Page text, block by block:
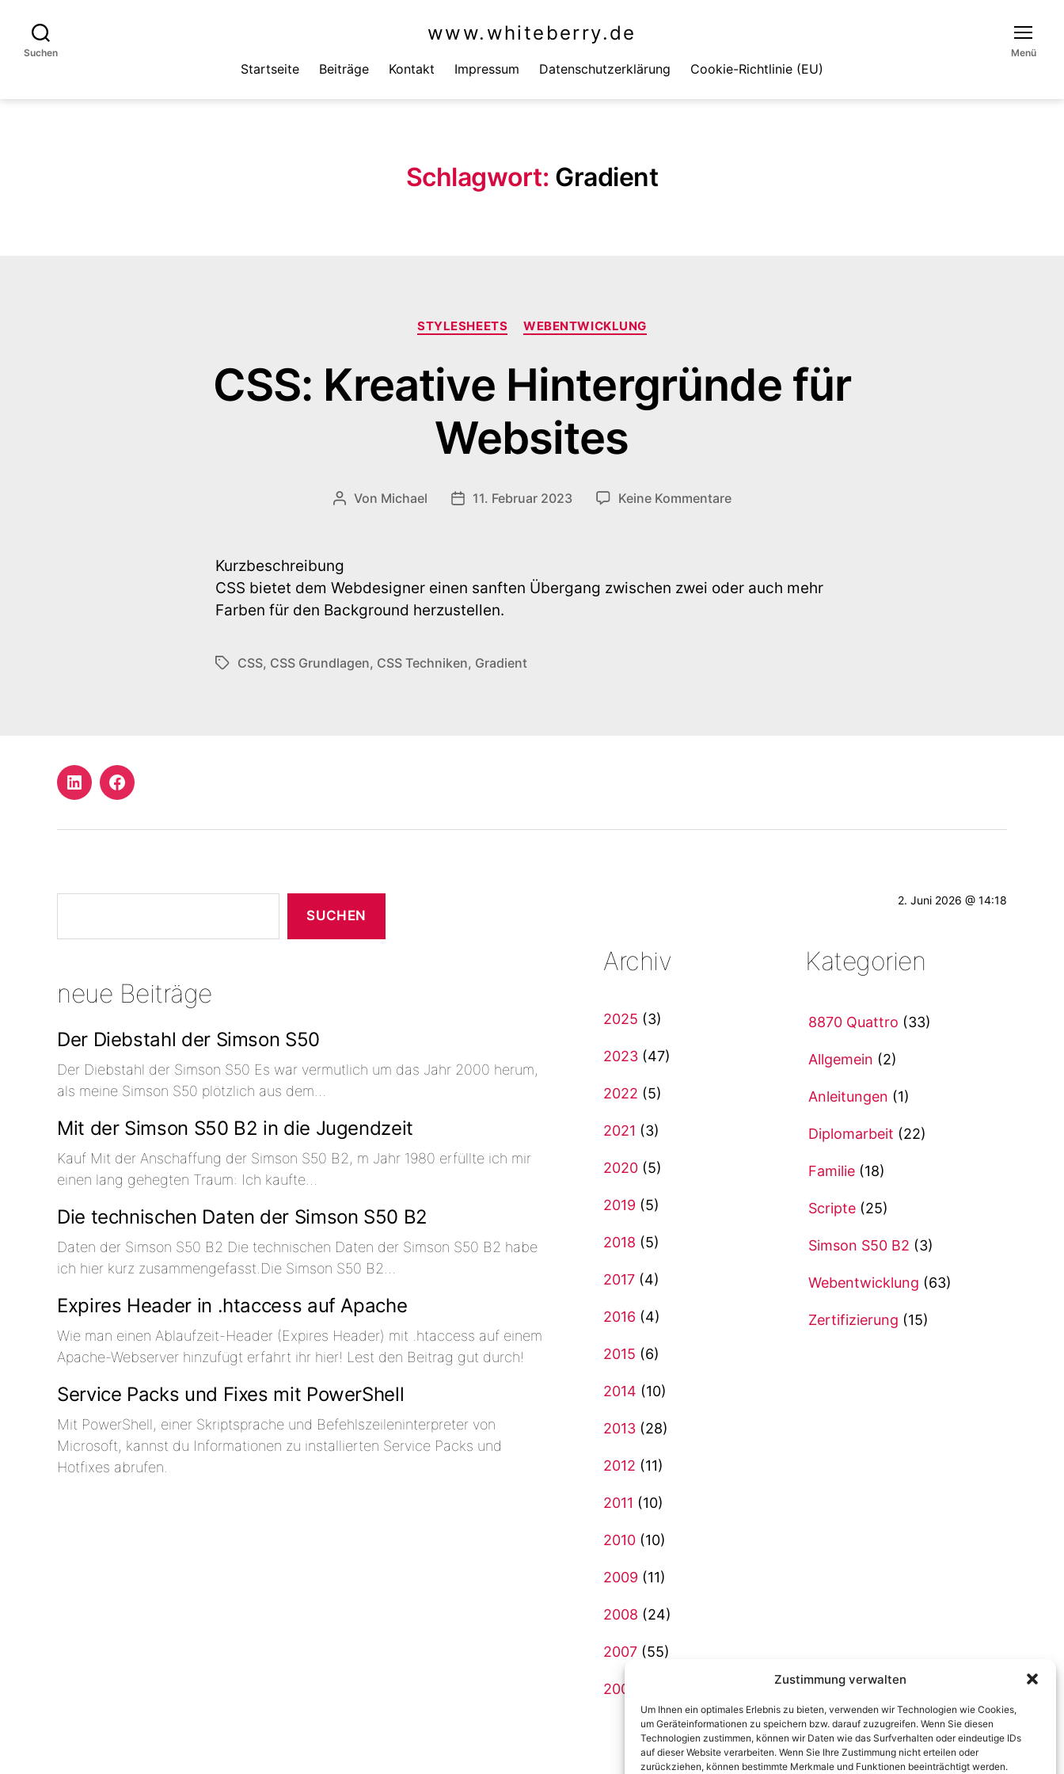
Zustimmung verwalten
Um Ihnen ein optimales Erlebnis zu bieten, verwenden wir Technologien wie Cookies,
um Geräteinformationen zu speichern bzw. darauf zuzugreifen. Wenn Sie diesen
Technologien zustimmen, können wir Daten wie das Surfverhalten oder eindeutige IDs
auf dieser Website verarbeiten. Wenn Sie Ihre Zustimmung nicht erteilen oder
zurückziehen, können bestimmte Merkmale und Funktionen beeinträchtigt werden.
www.whiteberry.de
Startseite Beiträge Kontakt Impressum Datenschutzerklärung Cookie-Richtlinie (EU)
Menü
Suchen
Schlagwort: Gradient
Kategorien
STYLESHEETS WEBENTWICKLUNG
CSS: Kreative Hintergründe für
Websites
Beitragsautor
Von Michael Veröffentlichungsdatum
11. Februar 2023 Keine Kommentarezu
Websites
Kurzbeschreibung
CSS bietet dem Webdesigner einen sanften Übergang zwischen zwei oder auch mehr
Farben für den Background herzustellen.
Schlagwörter
CSS, CSS Grundlagen, CSS Techniken, Gradient
LinkedInFacebook
SUCHEN
neue Beiträge
Der Diebstahl der Simson S50
Der Diebstahl der Simson S50 Es war vermutlich um das Jahr 2000 herum,
als meine Simson S50 plötzlich aus dem…
Mit der Simson S50 B2 in die Jugendzeit
Kauf Mit der Anschaffung der Simson S50 B2, m Jahr 1980 erfüllte ich mir
einen lang gehegten Traum: Ich kaufte…
Die technischen Daten der Simson S50 B2
Daten der Simson S50 B2 Die technischen Daten der Simson S50 B2 habe
ich hier kurz zusammengefasst.Die Simson S50 B2…
Expires Header in .htaccess auf Apache
Wie man einen Ablaufzeit-Header (Expires Header) mit .htaccess auf einem
Apache-Webserver hinzufügt erfahrt ihr hier! Lest den Beitrag gut durch!
Service Packs und Fixes mit PowerShell
Mit PowerShell, einer Skriptsprache und Befehlszeileninterpreter von
Microsoft, kannst du Informationen zu installierten Service Packs und
Hotfixes abrufen.
2. Juni 2026 @ 14:18
Archiv
2025 (3)
2023 (47)
2022 (5)
2021 (3)
2020 (5)
2019 (5)
2018 (5)
2017 (4)
2016 (4)
2015 (6)
2014 (10)
2013 (28)
2012 (11)
2011 (10)
2010 (10)
2009 (11)
2008 (24)
2007 (55)
2006
Kategorien
8870 Quattro (33)
Allgemein (2)
Anleitungen (1)
Diplomarbeit (22)
Familie (18)
Scripte (25)
Simson S50 B2 (3)
Webentwicklung (63)
Zertifizierung (15)